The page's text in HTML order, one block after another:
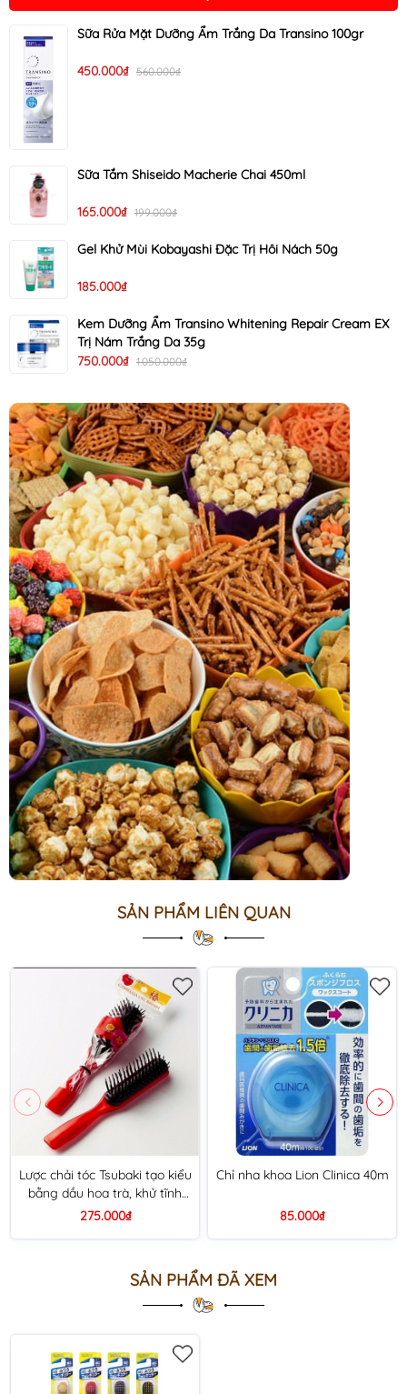
Sữa Rửa Mặt Dưỡng Ẩm Trắng Da Transino 100gr
450.000₫ 560.000₫
Sữa Tắm Shiseido Macherie Chai 450ml
165.000₫ 199.000₫
Gel Khử Mùi Kobayashi Đặc Trị Hôi Nách 50g
185.000₫
Kem Dưỡng Ẩm Transino Whitening Repair Cream EX
Trị Nám Trắng Da 35g
750.000₫ 1.050.000₫
SẢN PHẨM LIÊN QUAN
Lược chải tóc Tsubaki tạo kiểu
bằng dầu hoa trà, khử tĩnh
điện TSB-1000
275.000₫
Chỉ nha khoa Lion Clinica 40m
85.000₫
SẢN PHẨM ĐÃ XEM